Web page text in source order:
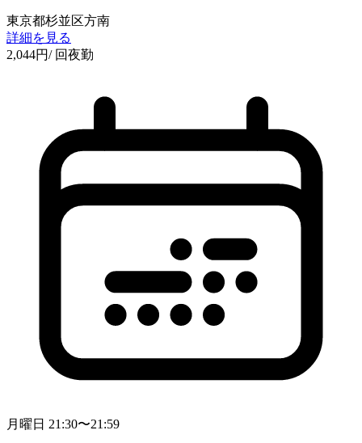
東京都杉並区方南
詳細を見る
2,044円/ 回夜勤
月曜日 21:30〜21:59